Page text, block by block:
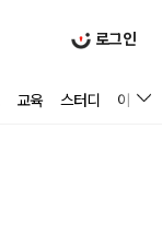
로그인
교육 스터디 이벤트